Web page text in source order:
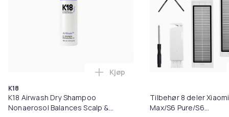
K18
K18 Airwash Dry Shampoo
Nonaerosol Balances Scalp &
Legg K18 Airwash Dry
Kjøp
Tilbehør 8 deler
Max/S6 Pure/S6